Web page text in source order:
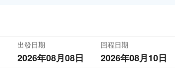
出發日期
2026年08月08日
回程日期
2026年08月10日